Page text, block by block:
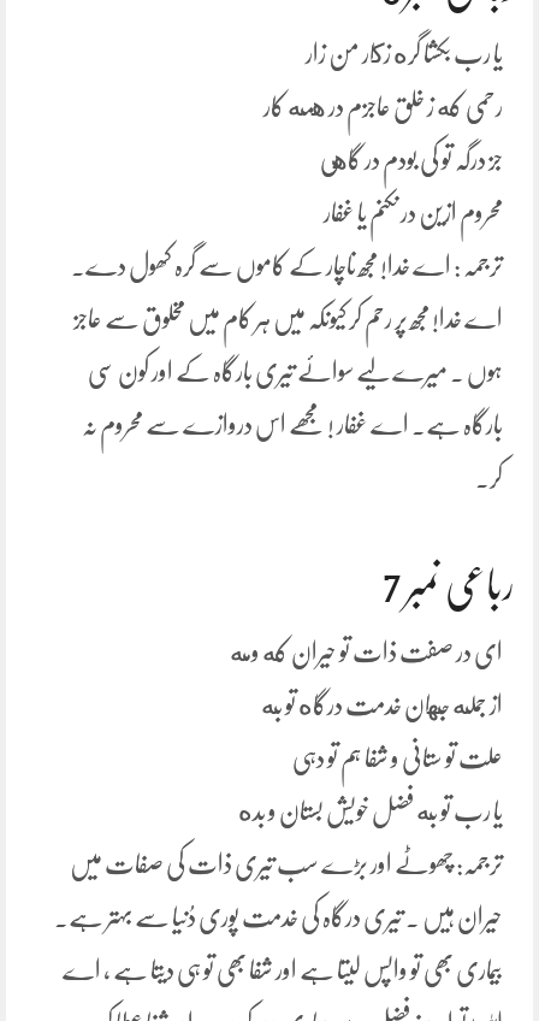
یا رب بکشا گره زكار من زار
رحمی که ز خلق عاجزم در همه کار
جز درگہ تو کی بودم در گاهی
محروم ازین در نکنم یا غفار
ترجمہ : اے خدا! مجھ ناچار کے کاموں سے گرہ کھول دے۔
اے خدا! مجھ پر رحم کر کیونکہ میں ہر کام میں مخلوق سے عاجز
ہوں ۔ میرے لیے سوائے تیری بارگاہ کے اور کون سی
بارگاہ ہے۔ اے غفار ! مجھے اس دروازے سے محروم نہ
کر۔
رباعی نمبر 7
ای در صفت ذات تو حیران که ومه
از جمله جهان خدمت درگاه تو به
علت تو ستانی و شفا ہم تو دہی
یا رب تو به فضل خویش بستان و بده
ترجمہ: چھوٹے اور بڑے سب تیری ذات کی صفات میں
حیران ہیں ۔ تیری درگاہ کی خدمت پوری دُنیا سے بہتر ہے۔
بیماری بھی تو واپس لیتا ہے اور شفا بھی تو ہی دیتا ہے ، اے